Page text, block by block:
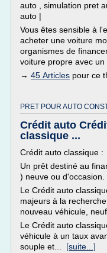
auto , simulation pret
auto |
Vous êtes sensible à
acheter une voiture
organismes de
voiture propre avec un
→ 45 Articles pour ce
PRET POUR AUTO
Crédit auto
classique ...
Crédit auto classique :
Un prêt destiné au
) neuve ou d'occasion.
Le Crédit auto
majeurs à la
nouveau véhicule,
Le Crédit auto
véhicule à un taux
souple et... [suite...]